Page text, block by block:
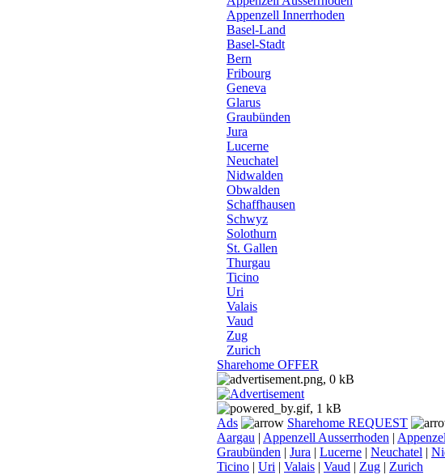
Appenzell Innerrhoden
Basel-Land
Basel-Stadt
Bern
Fribourg
Geneva
Glarus
Graubünden
Jura
Lucerne
Neuchatel
Nidwalden
Obwalden
Schaffhausen
Schwyz
Solothurn
St. Gallen
Thurgau
Ticino
Uri
Valais
Vaud
Zug
Zurich
Sharehome OFFER
Ads Sharehome REQUEST
Aargau | Appenzell Ausserrhoden |
Graubünden | Jura | Lucerne | Neuchatel |
Ticino | Uri | Valais | Vaud | Zug | Zurich